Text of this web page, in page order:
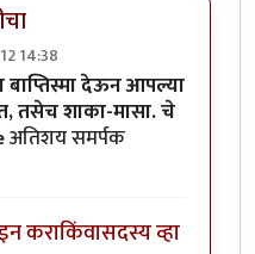
14:38
byचित्रगुप्त
देऊन आपल्या
तसेच शाका-मासा. चे
अतिशय समर्पक
कराकिंवासदस्य व्हा